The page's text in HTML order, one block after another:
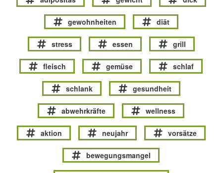
gewohnheiten diät
stress essen grill
fleisch gemüse schlaf
schlank gesundheit
abwehrkräfte wellness
aktion neujahr vorsätze
bewegungsmangel